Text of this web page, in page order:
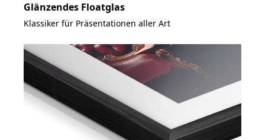
Glänzendes Floatglas
Klassiker für Präsentationen aller Art